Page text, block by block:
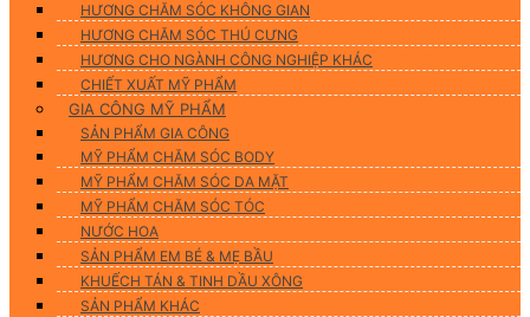
HƯƠNG CHĂM SÓC KHÔNG GIAN
HƯƠNG CHĂM SÓC THÚ CƯNG
HƯƠNG CHO NGÀNH CÔNG NGHIỆP KHÁC
CHIẾT XUẤT MỸ PHẨM
GIA CÔNG MỸ PHẨM
SẢN PHẨM GIA CÔNG
MỸ PHẨM CHĂM SÓC BODY
MỸ PHẨM CHĂM SÓC DA MẶT
MỸ PHẨM CHĂM SÓC TÓC
NƯỚC HOA
SẢN PHẨM EM BÉ & MẸ BẦU
KHUẾCH TÁN & TINH DẦU XÔNG
SẢN PHẨM KHÁC